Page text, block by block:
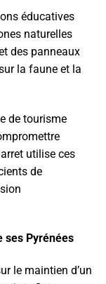
éducatives
naturelles
des panneaux
la faune et la
de tourisme
utilise ces
de
ses Pyrénées
le maintien d’un